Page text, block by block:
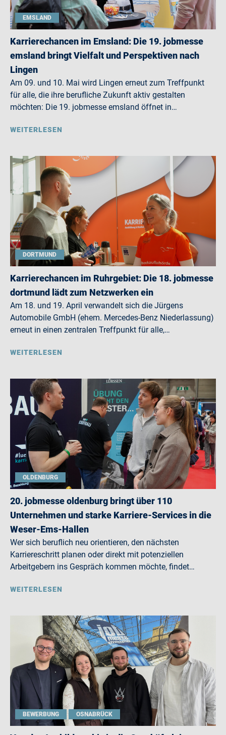
EMSLAND
Karrierechancen im Emsland: Die 19. jobmesse
emsland bringt Vielfalt und Perspektiven nach
Lingen
Am 09. und 10. Mai wird Lingen erneut zum Treffpunkt
für alle, die ihre berufliche Zukunft aktiv gestalten
möchten: Die 19. jobmesse emsland öffnet in…
WEITERLESEN
DORTMUND
Karrierechancen im Ruhrgebiet: Die 18. jobmesse
dortmund lädt zum Netzwerken ein
Am 18. und 19. April verwandelt sich die Jürgens
Automobile GmbH (ehem. Mercedes-Benz Niederlassung)
erneut in einen zentralen Treffpunkt für alle,…
WEITERLESEN
OLDENBURG
20. jobmesse oldenburg bringt über 110
Unternehmen und starke Karriere-Services in die
Weser-Ems-Hallen
Wer sich beruflich neu orientieren, den nächsten
Karriereschritt planen oder direkt mit potenziellen
Arbeitgebern ins Gespräch kommen möchte, findet…
WEITERLESEN
BEWERBUNG OSNABRÜCK